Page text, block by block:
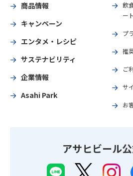
商品情報
キャンペーン
エンタメ・レシピ
サステナビリティ
企業情報
Asahi Park
飲
ー
プ
推
ご
サ
お
アサヒビール